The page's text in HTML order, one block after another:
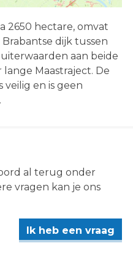
2650 hectare, omvat
dijk tussen
aan beide
Maastraject. De
veilig en is geen
al terug onder
vragen kan je ons
Ik heb een vraag